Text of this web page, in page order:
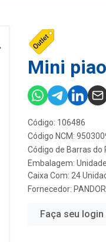
Mini
Código: 106486
Código NCM:
Código de Barras
Embalagem: Unidade
Caixa Com: 24
Fornecedor:
Faça seu